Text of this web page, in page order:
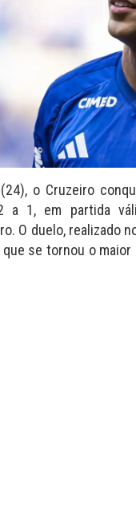
o Cruzeiro
a 1, em partida
O duelo, realizado
se tornou o